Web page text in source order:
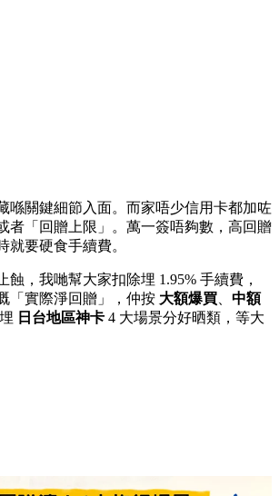
喺關鍵細節入面。而家唔少信用卡都加咗
者「回贈上限」。萬一簽唔夠數，高回贈
就要硬食手續費。
蝕，我哋幫大家扣除埋 1.95% 手續費，
「實際淨回贈」，仲按 大額爆買
中額
日台地區神卡 4 大場景分好晒類，等大